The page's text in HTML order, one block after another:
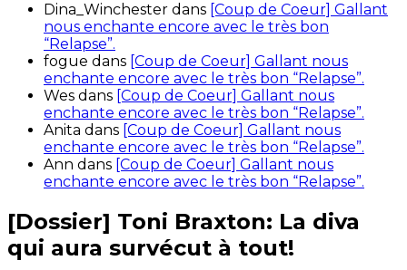
Dina_Winchester dans [Coup de Coeur] Gallant
nous enchante encore avec le très bon
“Relapse”.
fogue dans [Coup de Coeur] Gallant nous
enchante encore avec le très bon “Relapse”.
Wes dans [Coup de Coeur] Gallant nous
enchante encore avec le très bon “Relapse”.
Anita dans [Coup de Coeur] Gallant nous
enchante encore avec le très bon “Relapse”.
Ann dans [Coup de Coeur] Gallant nous
enchante encore avec le très bon “Relapse”.
[Dossier] Toni Braxton: La diva
qui aura survécut à tout!